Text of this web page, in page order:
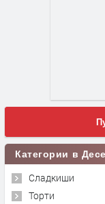
Категории в
Сладкиши
Торти